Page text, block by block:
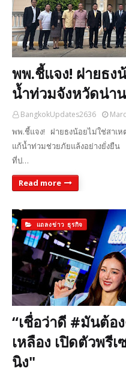
พพ.ชี้แจง! ฝายธง
น้ำท่วมจังหวัดน่าน
BangkokUpdates2636
พพ.ชี้แจง! ฝายธงน้อยไม่ใช่สาเ
แก้น้ำท่วมช่วยภัยแล้งอย่างยั่งยื
ที่ป…
Read more
แถลงข่าว ธุรกิจ
“เชื่อว่าดี #มันต้อ
เหลือง เปิดตัวพรี
นิง"